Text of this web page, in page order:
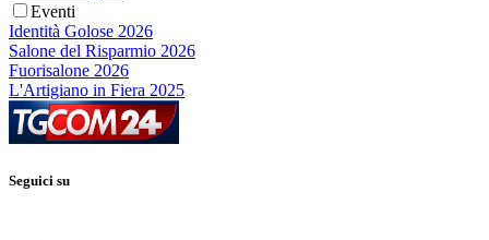
Eventi
Identità Golose 2026
Salone del Risparmio 2026
Fuorisalone 2026
L'Artigiano in Fiera 2025
Seguici su